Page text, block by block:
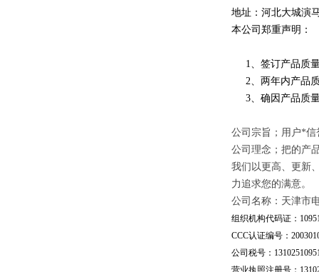
地址：河北大城演
本公司郑重声明：
1、签订产品质量
2、两年内产品质
3、确因产品质量
公司宗旨；用户*
公司理念；把的产
我们以更高、更新
力追求您的满意。
公司名称：天津市
组织机构代码证：
CCC认证编号：
公司税号：
营业执照注册号：